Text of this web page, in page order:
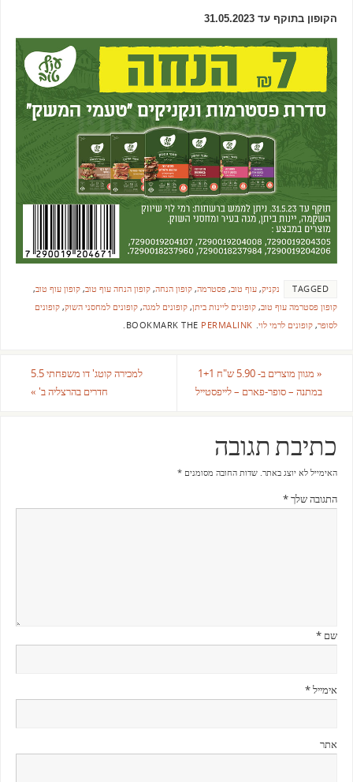
הקופון בתוקף עד 31.05.2023
TAGGED נקניק, עוף טוב, פסטרמה, קופון הנחה, קופון הנחה עוף טוב, קופון עוף טוב,
קופון פסטרמה עוף טוב, קופונים ליינות ביתן, קופונים למגה, קופונים למחסני השוק, קופונים
לסופר, קופונים לרמי לוי.
PERMALINK
«
מגוון מוצרים ב- 5.90 ש"ח 1+1
במתנה – סופר-פארם – לייפסטייל
למכירה קוטג' דו משפחתי 5.5
חדרים בהרצליה ב' »
כתיבת תגובה
האימייל לא יוצג באתר. שדות החובה מסומנים *
התגובה שלך*
שם *
אימייל*
אתר